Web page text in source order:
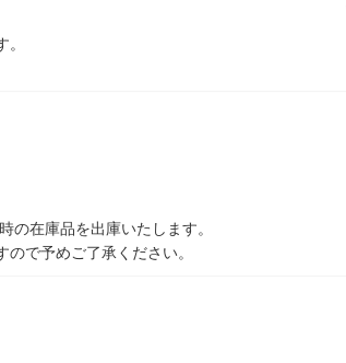
在庫品を出庫いたします。
で予めご了承ください。